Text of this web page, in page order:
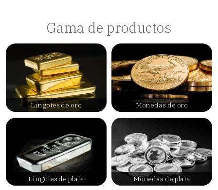
Gama de productos
Lingotes de oro Monedas de oro
Lingotes de plata Monedas de plata